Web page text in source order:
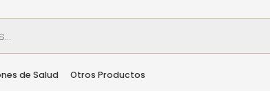
de Salud Otros Productos